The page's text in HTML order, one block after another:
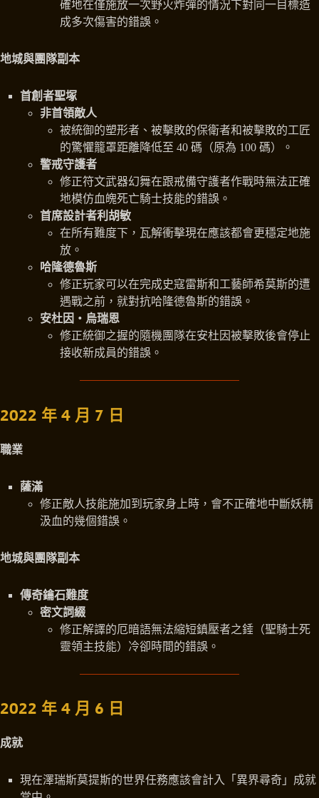
確地在僅施放一次野火炸彈的情況下對同一目標造
成多次傷害的錯誤。
地城與團隊副本
首創者聖塚
非首領敵人
被統御的塑形者、被擊敗的保衛者和被擊敗的工匠
的驚懼籠罩距離降低至 40 碼（原為 100 碼）。
警戒守護者
修正符文武器幻舞在跟戒備守護者作戰時無法正確
地模仿血魄死亡騎士技能的錯誤。
首席設計者利胡敏
在所有難度下，瓦解衝擊現在應該都會更穩定地施
放。
哈隆德魯斯
修正玩家可以在完成史寇雷斯和工藝師希莫斯的遭
遇戰之前，就對抗哈隆德魯斯的錯誤。
安杜因‧烏瑞恩
修正統御之握的隨機團隊在安杜因被擊敗後會停止
接收新成員的錯誤。
2022 年 4 月 7 日
職業
薩滿
修正敵人技能施加到玩家身上時，會不正確地中斷妖精
汲血的幾個錯誤。
地城與團隊副本
傳奇鑰石難度
密文詞綴
修正解譯的厄暗語無法縮短鎮壓者之錘（聖騎士死
靈領主技能）冷卻時間的錯誤。
2022 年 4 月 6 日
成就
現在澤瑞斯莫提斯的世界任務應該會計入「異界尋奇」成就